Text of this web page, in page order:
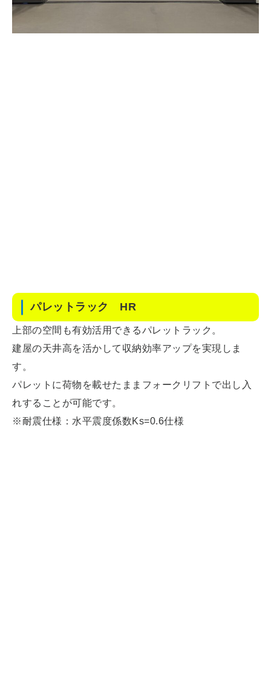
パレットラック HR
上部の空間も有効活用できるパレットラック。
建屋の天井高を活かして収納効率アップを実現しま
す。
パレットに荷物を載せたままフォークリフトで出し入
れすることが可能です。
※耐震仕様：水平震度係数Ks=0.6仕様